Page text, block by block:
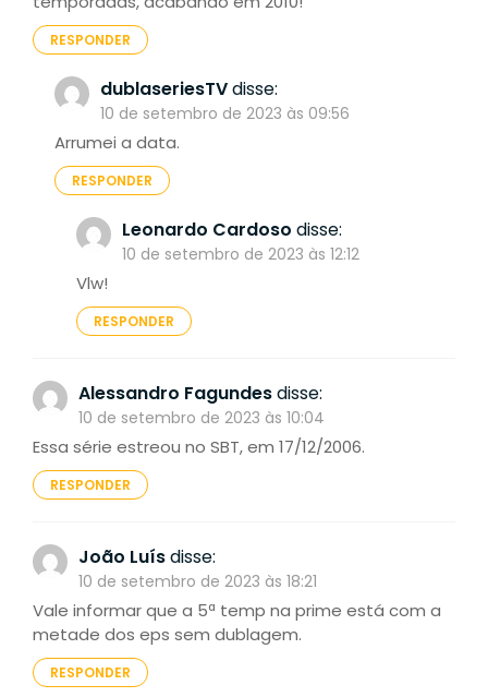
RESPONDER
dublaseriesTVdisse:
10 de setembro de 2023 às 09:56
Arrumei a data.
RESPONDER
Leonardo Cardoso disse:
10 de setembro de 2023 às 12:12
Vlw!
RESPONDER
Alessandro Fagundesdisse:
10 de setembro de 2023 às 10:04
Essa série estreou no SBT, em 17/12/2006.
RESPONDER
João Luísdisse:
10 de setembro de 2023 às 18:21
Vale informar que a 5ª temp na prime está com a
metade dos eps sem dublagem.
RESPONDER